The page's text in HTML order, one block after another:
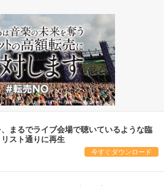
まるでライブ会場で聴いているような臨
スト通りに再生
今すぐダウンロード